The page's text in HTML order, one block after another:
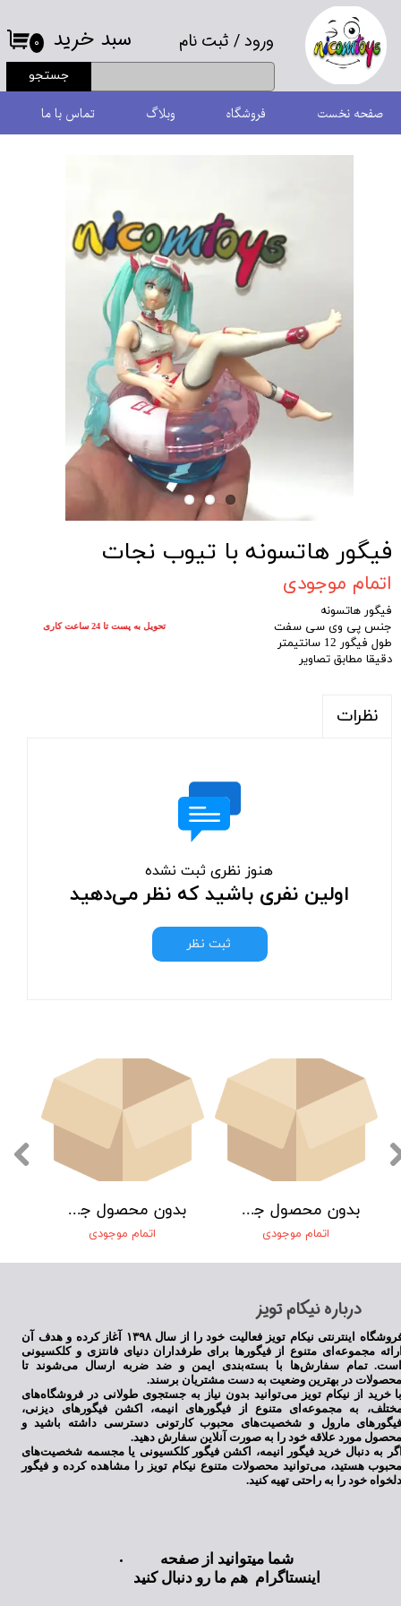
ورود/ ثبت نام
حساب کاربری من
تغییر گذر واژه
سفارشات
جستجو
۰ سبد خرید
صفحه نخست فروشگاه وبلاگ تماس با ما
فیگور هاتسونه با تیوب نجات
اتمام موجودی
فیگور هاتسونه
جنس پی وی سی سفت
طول فیگور 12 سانتیمتر
دقیقا مطابق تصاویر
نظرات
هنوز نظری ثبت نشده
اولین نفری باشید که نظر می‌دهید
ثبت نظر
بدون محصول جهت نمایش
اتمام موجودی
بدون محصول جهت نمایش
اتمام موجودی
تحویل به پست تا 24 ساعت کاری
​درباره نیکام تویز
فروشگاه اینترنتی نیکام تویز فعالیت خود را از سال ۱۳۹۸ آغاز کرده و هدف آن
مجموعه‌ای متنوع از فیگورها برای طرفداران دنیای فانتزی و کلکسیونی
تمام سفارش‌ها با بسته‌بندی ایمن و ضد ضربه ارسال می‌شوند تا
در بهترین وضعیت به دست مشتریان برسند.
خرید از نیکام تویز می‌توانید بدون نیاز به جستجوی طولانی در فروشگاه‌های
به مجموعه‌ای متنوع از فیگورهای انیمه، اکشن فیگورهای دیزنی،
مارول و شخصیت‌های محبوب کارتونی دسترسی داشته باشید و
مورد علاقه خود را به صورت آنلاین سفارش دهید.
به دنبال خرید فیگور انیمه، اکشن فیگور کلکسیونی یا مجسمه شخصیت‌های
هستید، می‌توانید محصولات متنوع نیکام تویز را مشاهده کرده و فیگور
خود را به راحتی تهیه کنید.
شما میتوانید از صفحه
اینستاگرام هم ما رو دنبال کنید